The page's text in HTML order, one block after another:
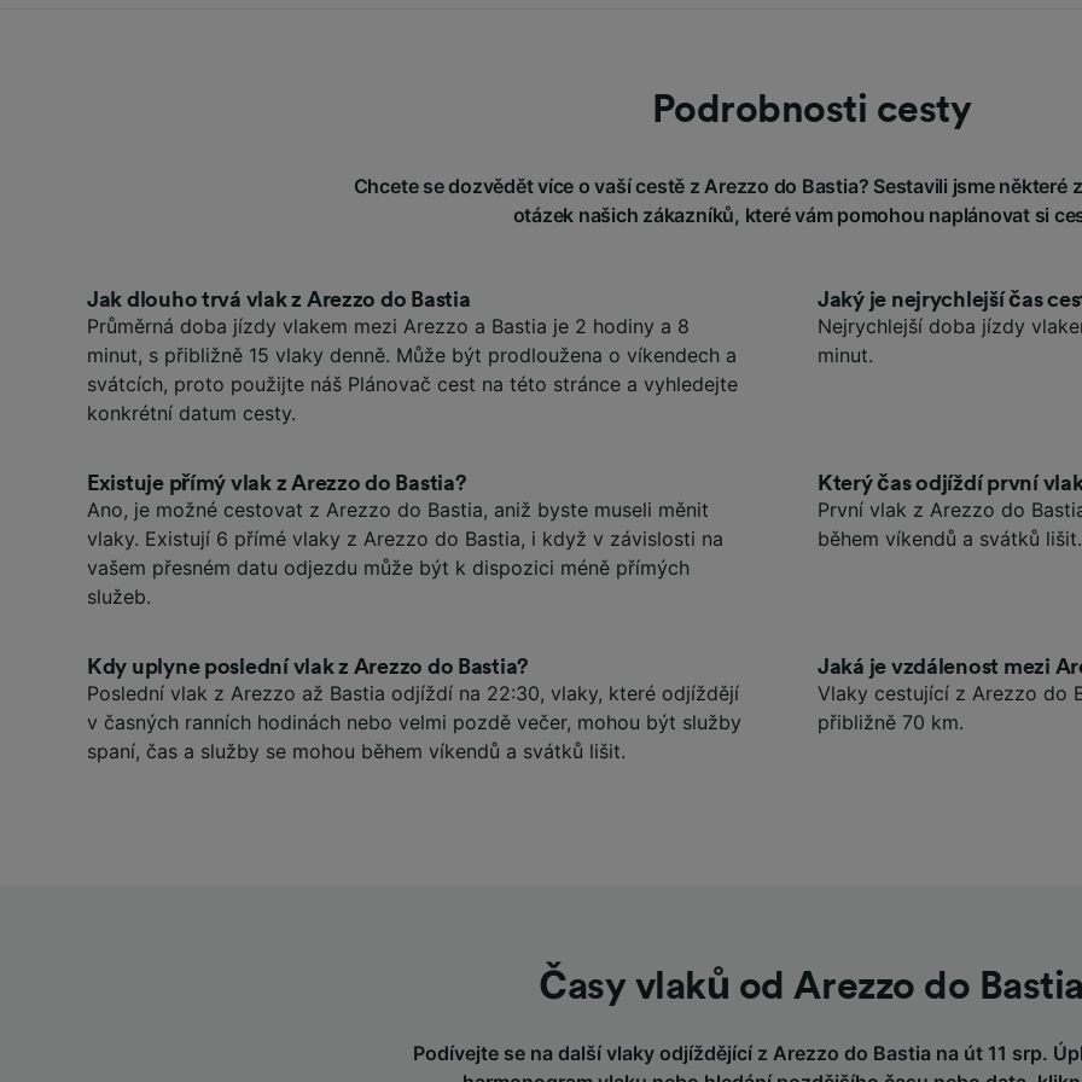
Podrobnosti cesty
Chcete se dozvědět více o vaší cestě z Arezzo do Bastia? Sestavili jsme některé
otázek našich zákazníků, které vám pomohou naplánovat si
Jak dlouho trvá vlak z Arezzo do Bastia
Průměrná doba jízdy vlakem mezi Arezzo a Bastia je 2 hodiny a 8
minut, s přibližně 15 vlaky denně. Může být prodloužena o víkendech a
svátcích, proto použijte náš Plánovač cest na této stránce a vyhledejte
konkrétní datum cesty.
Jaký je nejrychlejší čas
Nejrychlejší doba jízdy
minut.
Existuje přímý vlak z Arezzo do Bastia?
Ano, je možné cestovat z Arezzo do Bastia, aniž byste museli měnit
vlaky. Existují 6 přímé vlaky z Arezzo do Bastia, i když v závislosti na
vašem přesném datu odjezdu může být k dispozici méně přímých
služeb.
Který čas odjíždí první
První vlak z Arezzo do
během víkendů a svátků lišit.
Kdy uplyne poslední vlak z Arezzo do Bastia?
Poslední vlak z Arezzo až Bastia odjíždí na 22:30, vlaky, které odjíždějí
v časných ranních hodinách nebo velmi pozdě večer, mohou být služby
spaní, čas a služby se mohou během víkendů a svátků lišit.
Jaká je vzdálenost mezi
Vlaky cestující z Arezzo do
přibližně 70 km.
Časy vlaků od Arezzo do
Podívejte se na další vlaky odjíždějící z Arezzo do Bastia na út 11 srp.